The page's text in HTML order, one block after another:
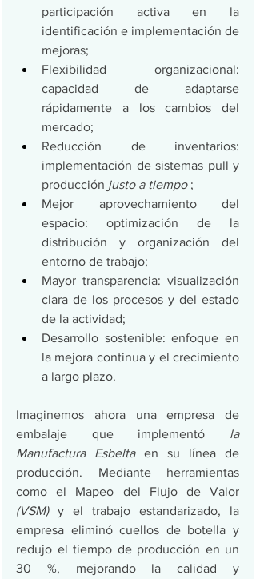
participación activa en la
identificación e implementación de
mejoras;
Flexibilidad organizacional:
capacidad de adaptarse
rápidamente a los cambios del
mercado;
Reducción de inventarios:
implementación de sistemas pull y
producción justo a tiempo ;
Mejor aprovechamiento del
espacio: optimización de la
distribución y organización del
entorno de trabajo;
Mayor transparencia: visualización
clara de los procesos y del estado
de la actividad;
Desarrollo sostenible: enfoque en
la mejora continua y el crecimiento
a largo plazo.
Imaginemos ahora una empresa de
embalaje que implementó la
Manufactura Esbelta en su línea de
producción. Mediante herramientas
(VSM) y el trabajo estandarizado, la
empresa eliminó cuellos de botella y
redujo el tiempo de producción en un
30 %, mejorando la calidad y